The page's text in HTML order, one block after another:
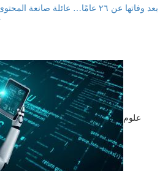
بعد وفاتها عن ٢٦ عامًا… عائلة
علوم